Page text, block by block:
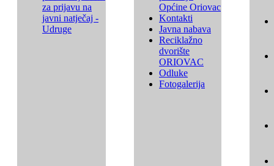
za prijavu na
javni natječaj -
Udruge
Općine Oriovac
Kontakti
Javna nabava
Reciklažno
dvorište
ORIOVAC
Odluke
Fotogalerija